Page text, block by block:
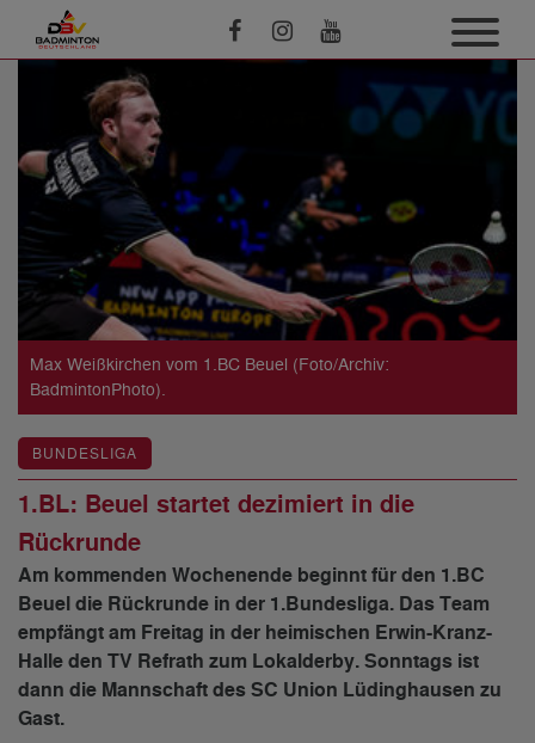
Max Weißkirchen vom 1.BC Beuel (Foto/Archiv:
BadmintonPhoto).
BUNDESLIGA
1.BL: Beuel startet dezimiert in die
Rückrunde
Am kommenden Wochenende beginnt für den 1.BC
Beuel die Rückrunde in der 1.Bundesliga. Das Team
empfängt am Freitag in der heimischen Erwin-Kranz-
Halle den TV Refrath zum Lokalderby. Sonntags ist
dann die Mannschaft des SC Union Lüdinghausen zu
Gast.